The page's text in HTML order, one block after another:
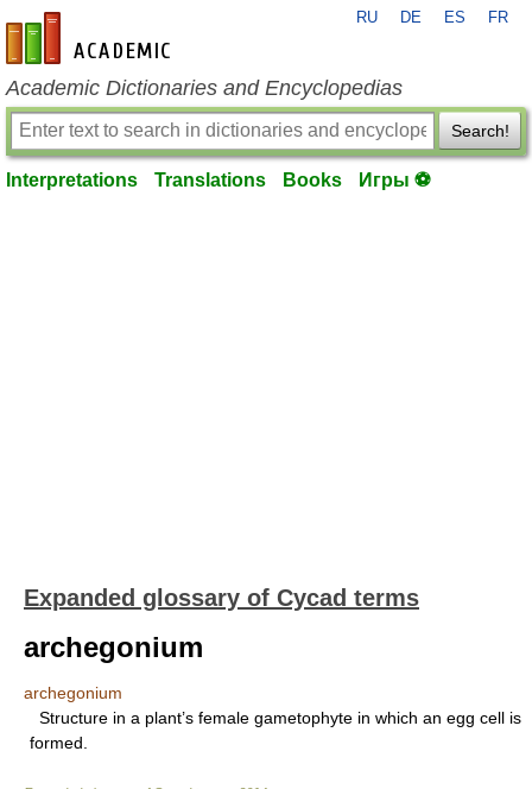
en-academic.com
RU DE ES FR
Academic Dictionaries and Encyclopedias
Search!
Interpretations Translations Books Игры ⚽
Expanded glossary of Cycad terms
archegonium
archegonium
Structure in a plant’s female gametophyte in which an egg cell is
formed.